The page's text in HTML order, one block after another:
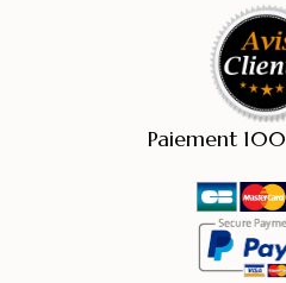
Paiement